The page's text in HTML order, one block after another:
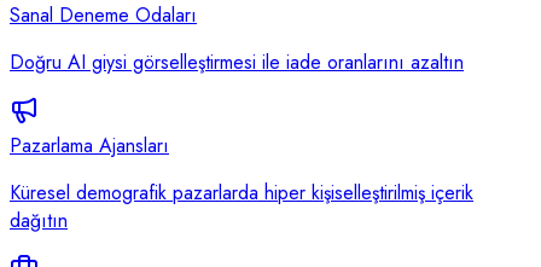
Sanal Deneme Odaları
Doğru AI giysi görselleştirmesi ile iade oranlarını azaltın
Pazarlama Ajansları
Küresel demografik pazarlarda hiper kişiselleştirilmiş içerik
dağıtın